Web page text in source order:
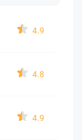
4.9
4.8
4.9